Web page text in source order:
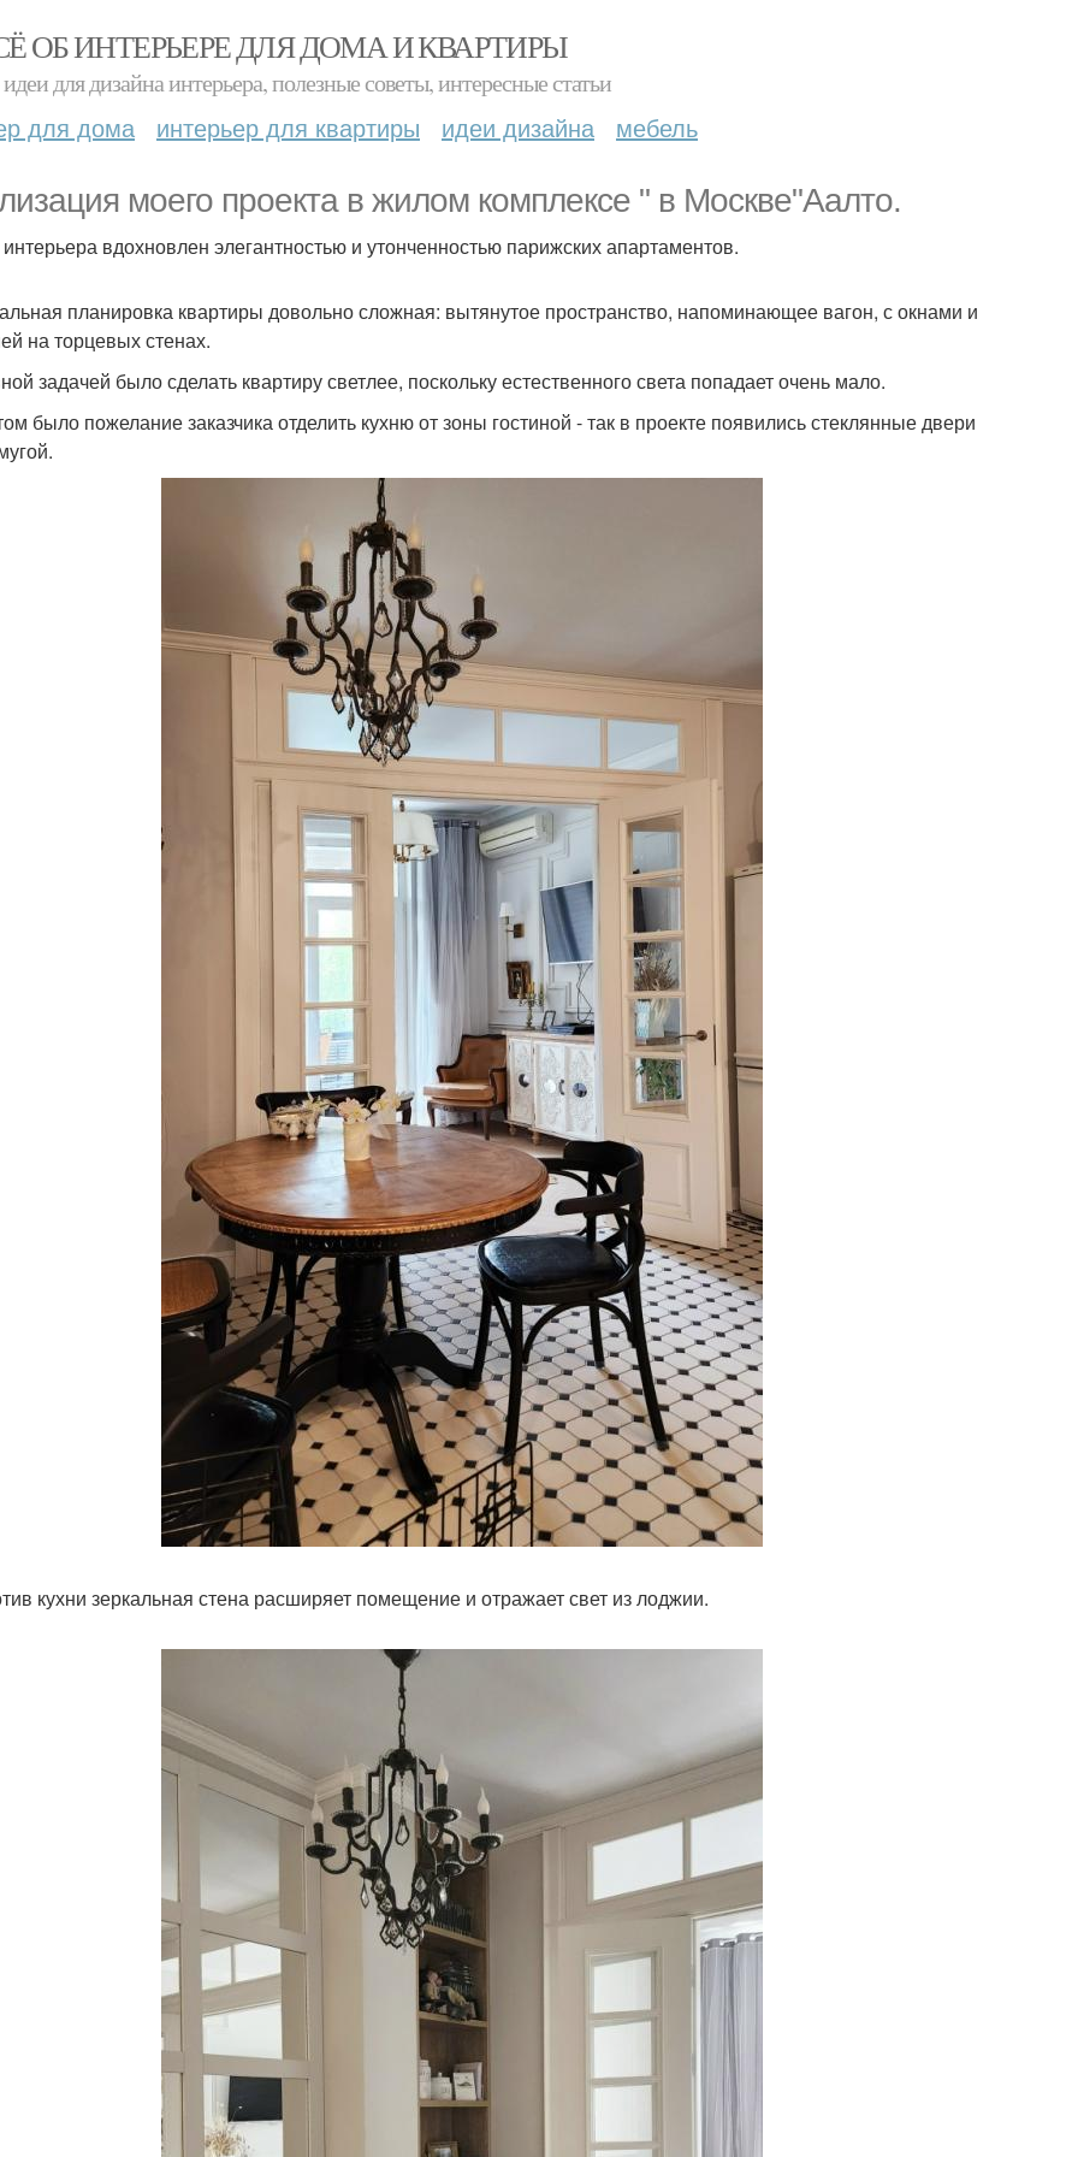
ОБ ИНТЕРЬЕРЕ ДЛЯ ДОМА И КВАРТИРЫ
для дизайна интерьера, полезные советы, интересные статьи
для дома интерьер для квартиры идеи дизайна мебель
моего проекта в жилом комплексе " в Москве"Аалто.
вдохновлен элегантностью и утонченностью парижских апартаментов.
планировка квартиры довольно сложная: вытянутое пространство, напоминающее вагон, с окнами и
на торцевых стенах.
задачей было сделать квартиру светлее, поскольку естественного света попадает очень мало.
было пожелание заказчика отделить кухню от зоны гостиной - так в проекте появились стеклянные двери
кухни зеркальная стена расширяет помещение и отражает свет из лоджии.